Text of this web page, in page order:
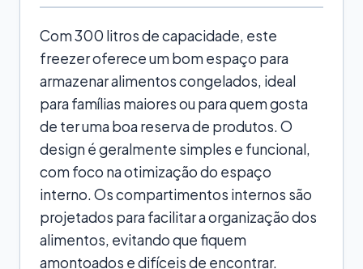
Com 300 litros de capacidade, este
freezer oferece um bom espaço para
armazenar alimentos congelados, ideal
para famílias maiores ou para quem gosta
de ter uma boa reserva de produtos. O
design é geralmente simples e funcional,
com foco na otimização do espaço
interno. Os compartimentos internos são
projetados para facilitar a organização dos
alimentos, evitando que fiquem
amontoados e difíceis de encontrar.